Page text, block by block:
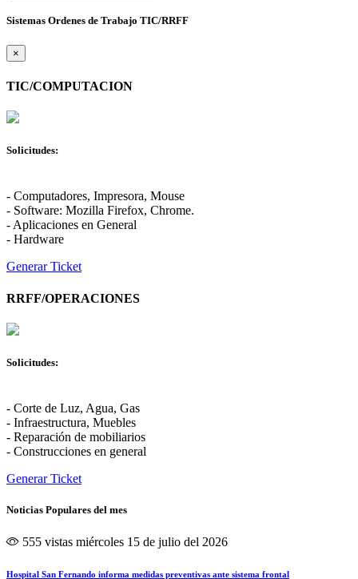
Sistemas Ordenes de Trabajo TIC/RRFF
×
TIC/COMPUTACION
Solicitudes:
- Computadores, Impresora, Mouse
- Software: Mozilla Firefox, Chrome.
- Aplicaciones en General
- Hardware
Generar Ticket
RRFF/OPERACIONES
Solicitudes:
- Corte de Luz, Agua, Gas
- Infraestructura, Muebles
- Reparación de mobiliarios
- Construcciones en general
Generar Ticket
Noticias Populares del mes
555 vistas miércoles 15 de julio del 2026
Hospital San Fernando informa medidas preventivas ante sistema frontal